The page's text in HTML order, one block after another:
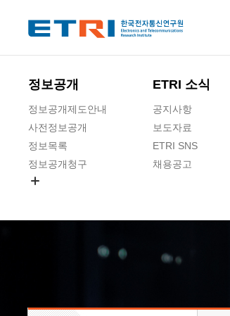
정보공개
정보공개제도안내
사전정보공개
정보목록
정보공개청구
ETRI 소식
공지사항
보도자료
ETRI SNS
채용공고